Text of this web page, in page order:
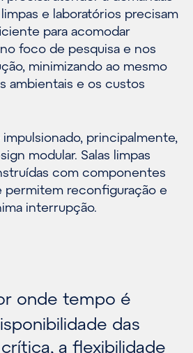
limpas e laboratórios precisam
para acomodar
foco de pesquisa e nos
minimizando ao mesmo
ambientais e os custos
principalmente,
modular. Salas limpas
com componentes
permitem reconfiguração e
interrupção.
onde tempo é
das
a flexibilidade